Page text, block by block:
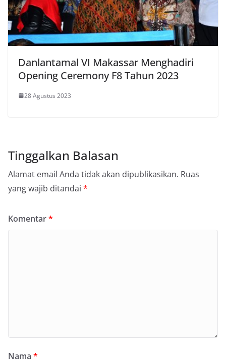
Danlantamal VI Makassar Menghadiri
Opening Ceremony F8 Tahun 2023
28 Agustus 2023
Tinggalkan Balasan
Alamat email Anda tidak akan dipublikasikan. Ruas
yang wajib ditandai *
Komentar*
Nama *